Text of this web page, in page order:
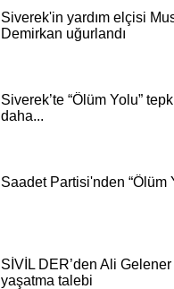
Siverek'in yardım elçisi
Demirkan uğurlandı
Siverek’te “Ölüm Yolu”
daha...
Saadet Partisi'nden “Ölüm
SİVİL DER’den Ali
yaşatma talebi